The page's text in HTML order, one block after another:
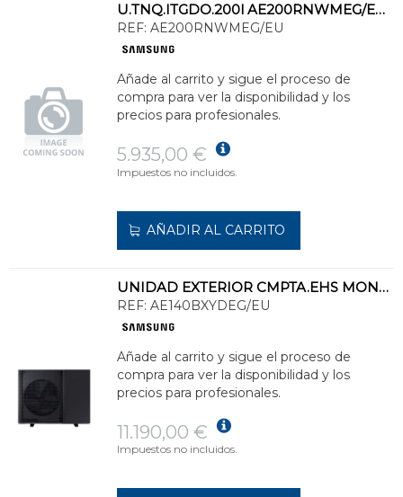
U.TNQ.ITGDO.200l AE200RNWMEG/EU GPO.HDCO.MONO P/SISTEMAS EHS MONO Hta 16,0kW
REF: AE200RNWMEG/EU
Añade al carrito y sigue el proceso de
compra para ver la disponibilidad y los
precios para profesionales.
5.935,00 €
Impuestos no incluidos.
AÑADIR AL CARRITO
UNIDAD EXTERIOR CMPTA.EHS MONO HT LN P/REFRIGERANTE R32 CAPCD.CAL.14,0kW MONO
REF: AE140BXYDEG/EU
Añade al carrito y sigue el proceso de
compra para ver la disponibilidad y los
precios para profesionales.
11.190,00 €
Impuestos no incluidos.